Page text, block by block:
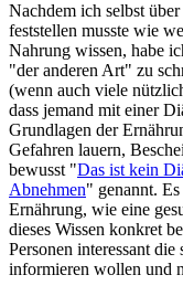
Nachdem ich selbst
feststellen musste wie
Nahrung wissen, habe
"der anderen Art" zu
(wenn auch viele
dass jemand mit einer
Grundlagen der
Gefahren lauern,
bewusst "Das ist kein
Abnehmen" genannt.
Ernährung, wie eine
dieses Wissen konkret
Personen interessant
informieren wollen und